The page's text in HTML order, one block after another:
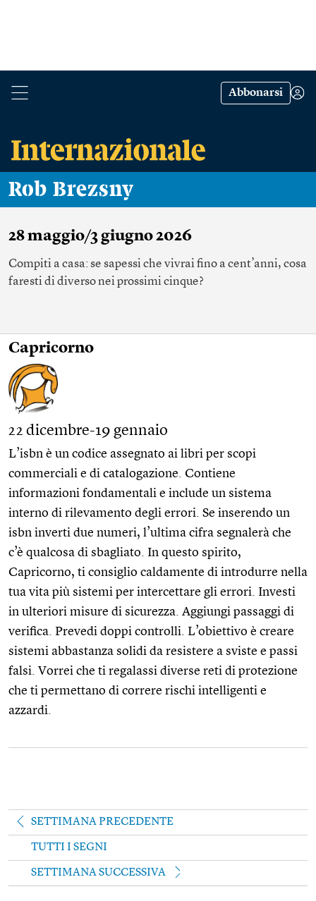
Abbonarsi
Rob Brezsny
28 maggio/3 giugno 2026
Compiti a casa: se sapessi che vivrai fino a cent’anni, cosa
faresti di diverso nei prossimi cinque?
Capricorno
22 dicembre-19 gennaio
L’isbn è un codice assegnato ai libri per scopi
commerciali e di catalogazione. Contiene
informazioni fondamentali e include un sistema
interno di rilevamento degli errori. Se inserendo un
isbn inverti due numeri, l’ultima cifra segnalerà che
c’è qualcosa di sbagliato. In questo spirito,
Capricorno, ti consiglio caldamente di introdurre nella
tua vita più sistemi per intercettare gli errori. Investi
in ulteriori misure di sicurezza. Aggiungi passaggi di
verifica. Prevedi doppi controlli. L’obiettivo è creare
sistemi abbastanza solidi da resistere a sviste e passi
falsi. Vorrei che ti regalassi diverse reti di protezione
che ti permettano di correre rischi intelligenti e
azzardi.
SETTIMANA PRECEDENTE
TUTTI I SEGNI
SETTIMANA SUCCESSIVA